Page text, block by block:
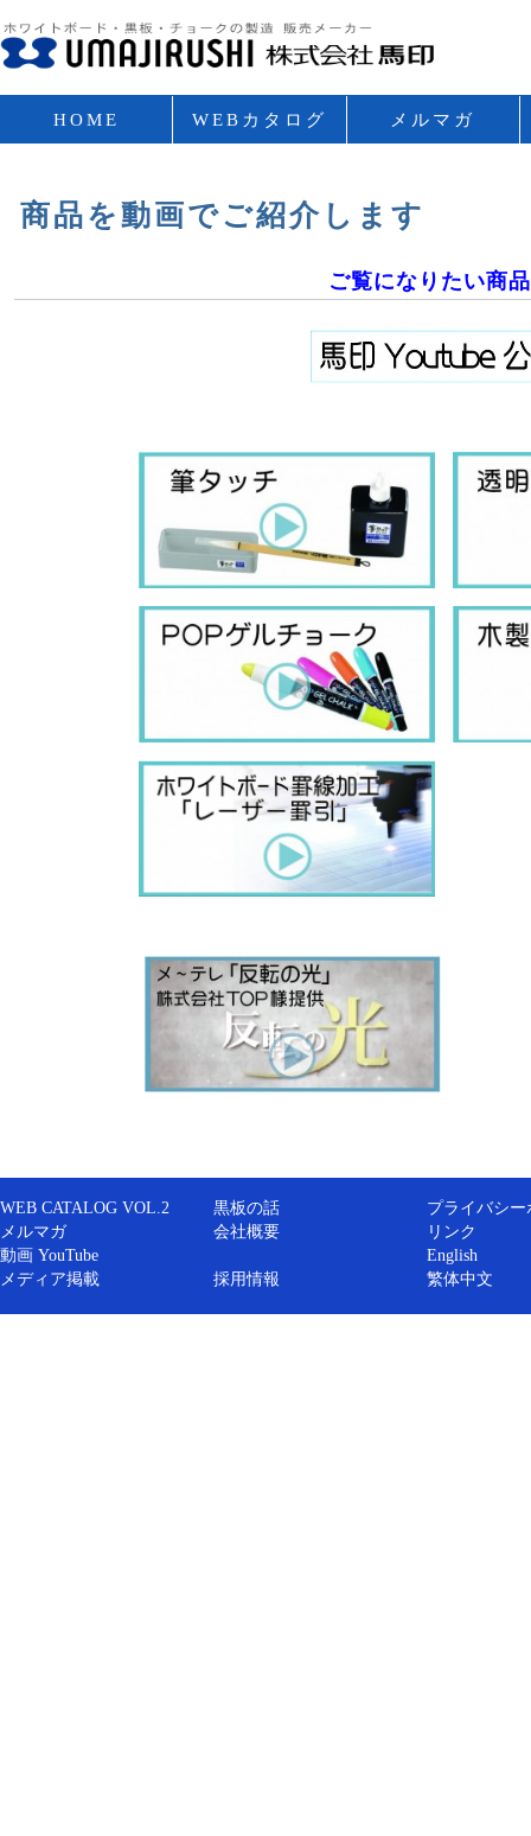
HOME WEBカタログ メルマガ
商品を動画でご紹介します
ご覧になりたい商
WEB CATALOG VOL.2
メルマガ
動画 YouTube
メディア掲載
黒板の話
会社概要
採用情報
プライバシー
リンク
English
繁体中文